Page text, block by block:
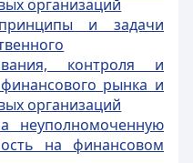
организаций
и задачи
контроля и
рынка и
организаций
неуполномоченную
на финансовом